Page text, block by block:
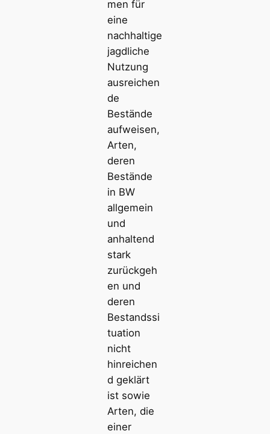
men für
eine
nachhaltige
jagdliche
Nutzung
ausreichen
de
Bestände
aufweisen,
Arten,
deren
Bestände
in BW
allgemein
und
anhaltend
stark
zurückgeh
en und
deren
Bestandssi
tuation
nicht
hinreichen
d geklärt
ist sowie
Arten, die
einer